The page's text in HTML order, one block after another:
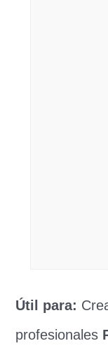
Útil para:
profesionales